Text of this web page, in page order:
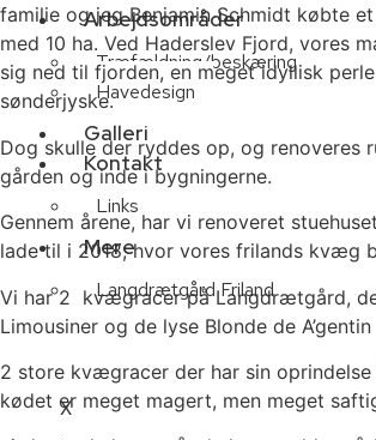
Arbejdsområder
Træfældning/beskæring
Havedesign
Galleri
Kontakt
Links
Mere
Langdrætgård Friland
X
familie og jeg Benjamin Schmidt købte
med 10 ha. Ved Haderslev Fjord, vores
sig ned til fjorden, en meget idyllisk
sønderjyske.
Dog skulle der ryddes op, og renoveres
gården og inde i bygningerne.
Gennem årene, har vi renoveret
lade til i 2018, hvor vores frilands kvæg
Vi har 2 kvægracer på Langdræt​gård,
Limousiner og de lyse Blonde de A’gentin
2 store kvægracer der har sin
kødet er meget magert, men meget